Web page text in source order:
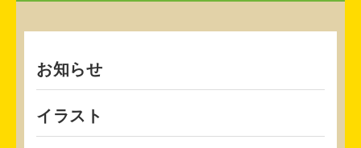
お知らせ
イラスト